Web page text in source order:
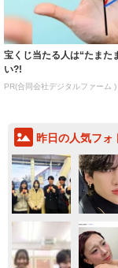
宝くじ当たる人は“たまた
い?!
PR(合同会社デジタルファーム )
昨日の人気フォ